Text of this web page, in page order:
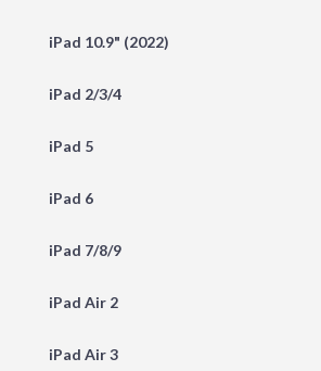
iPad 10.9" (2022)
iPad 2/3/4
iPad 5
iPad 6
iPad 7/8/9
iPad Air 2
iPad Air 3